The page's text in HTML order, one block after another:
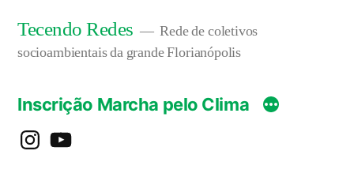
para
conteúdo
Tecendo Redes
Rede de coletivos
socioambientais da grande Florianópolis
Inscrição Marcha pelo Clima
instagramYouTube